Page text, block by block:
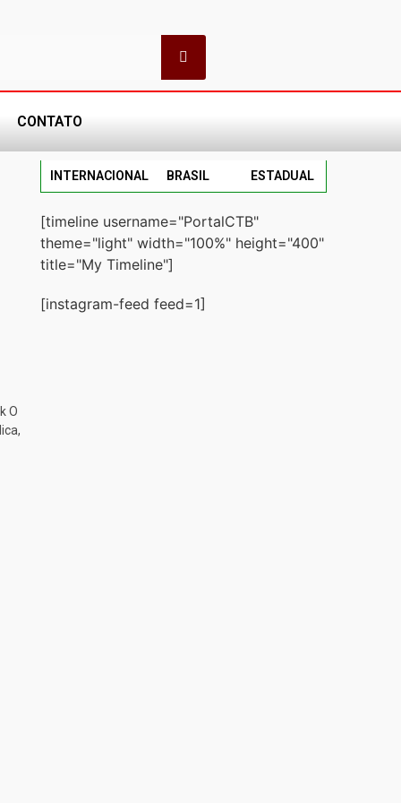
CONTATO
O
INTERNACIONAL BRASIL ESTADUAL
[timeline username="PortalCTB"
theme="light" width="100%" height="400"
title="My Timeline"]
[instagram-feed feed=1]